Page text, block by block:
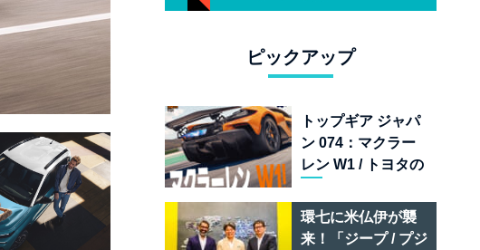
ピックアップ
トップギア ジャパ
ン 074：マクラー
レン W1 / トヨタの
ー戦略 /フェラーリ
849 テスタロッサ /
環七に米仏伊が襲
来！「ジープ / プジ